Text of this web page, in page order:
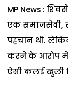
MP News :
एक समाजसेवी,
पहचान थी.
करने के आरोप में
ऐसी कलई खुली